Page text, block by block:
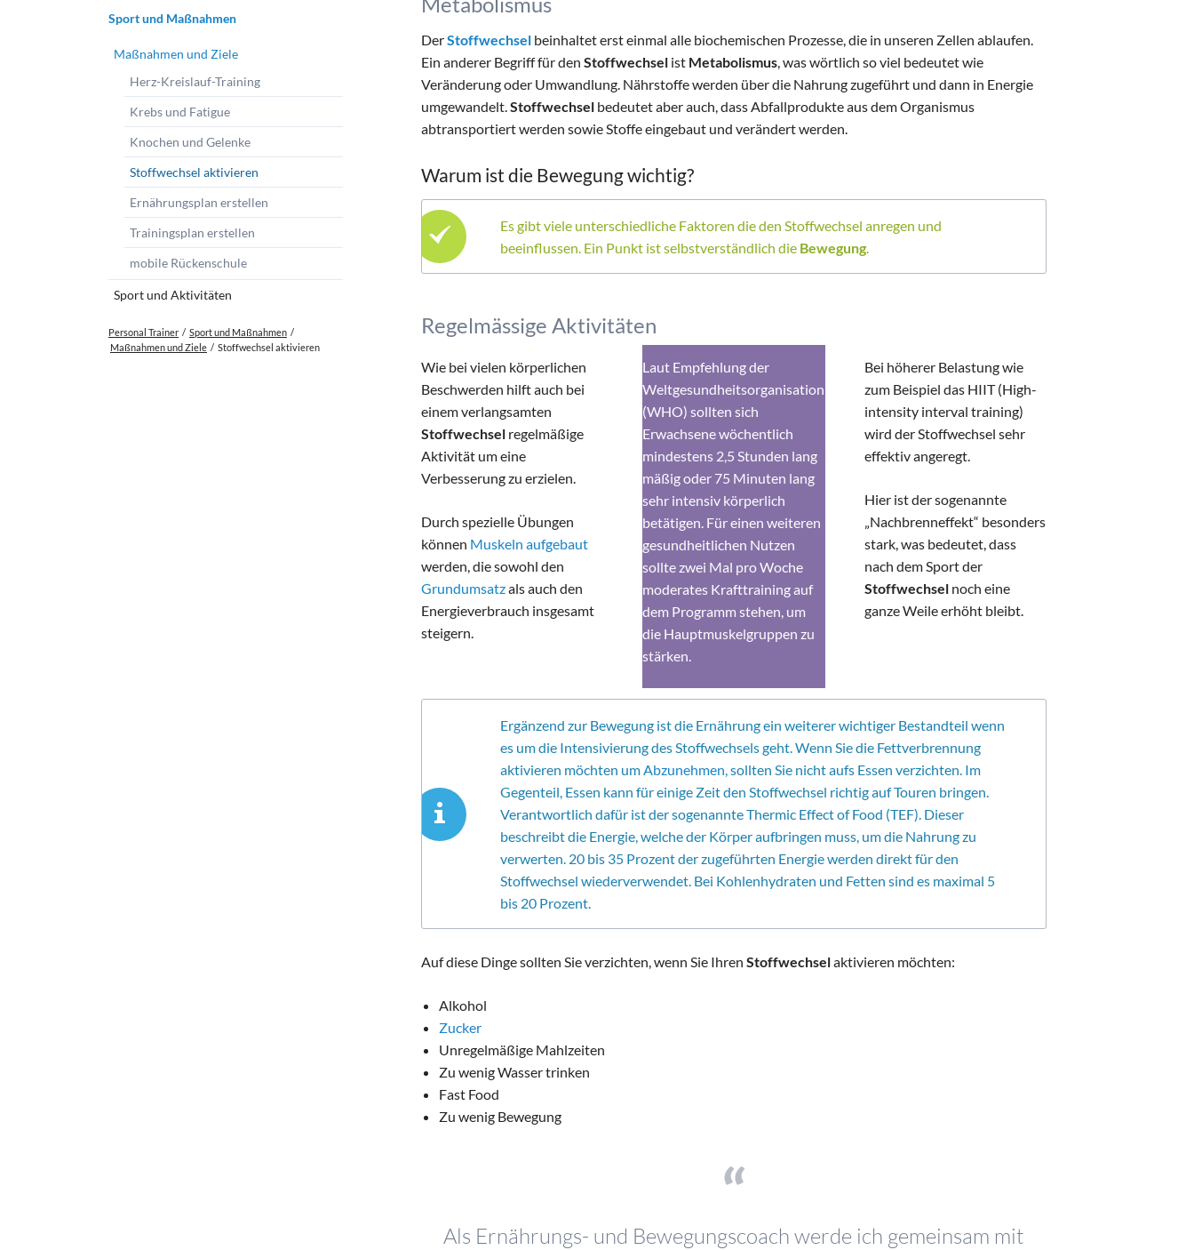
Brandholz bei Freiberg a.N.
Besigheimer Hörnle
Walheim auf der Burg
Weinberge Ingersheim
Saalenwald bei Hessigheim
Wegbeschreibungen Trainingsorte
DerStoffwechsel beinhaltet erst einmal alle biochemischen Prozesse, die in unseren Zellen ablaufen.
Ein anderer Begriff für den Stoffwechsel ist Metabolismus, was wörtlich so viel bedeutet wie
Veränderung oder Umwandlung. Nährstoffe werden über die Nahrung zugeführt und dann in Energie
umgewandelt.Stoffwechsel bedeutet aber auch, dass Abfallprodukte aus dem Organismus
abtransportiert werden sowie Stoffe eingebaut und verändert werden.
Warum ist die Bewegung wichtig?
Es gibt viele unterschiedliche Faktoren die den Stoffwechsel anregen und
beeinflussen. Ein Punkt ist selbstverständlich die Bewegung.
Regelmässige Aktivitäten
Wie bei vielen körperlichen
Beschwerden hilft auch bei
einem verlangsamten
Stoffwechsel regelmäßige
Aktivität um eine
Verbesserung zu erzielen.
Durch spezielle Übungen
können Muskeln aufgebaut
werden, die sowohl den
Grundumsatzals auch den
Energieverbrauch insgesamt
steigern.
Laut Empfehlung der
Weltgesundheitsorganisation
(WHO) sollten sich
Erwachsene wöchentlich
mindestens 2,5 Stunden lang
mäßig oder 75 Minuten lang
sehr intensiv körperlich
betätigen. Für einen weiteren
gesundheitlichen Nutzen
sollte zwei Mal pro Woche
moderates Krafttraining auf
dem Programm stehen, um
die Hauptmuskelgruppen zu
stärken.
Bei höherer Belastung wie
zum Beispiel das HIIT (High-
intensity interval training)
wird der Stoffwechsel sehr
effektiv angeregt.
Hier ist der sogenannte
„Nachbrenneffekt“ besonders
stark, was bedeutet, dass
nach dem Sport der
Stoffwechselnoch eine
ganze Weile erhöht bleibt.
Ergänzend zur Bewegung ist die Ernährung ein weiterer wichtiger Bestandteil wenn
es um die Intensivierung des Stoffwechsels geht. Wenn Sie die Fettverbrennung
aktivieren möchten umAbzunehmen, sollten Sie nicht aufs Essen verzichten. Im
Gegenteil, Essen kann für einige Zeit den Stoffwechsel richtig auf Touren bringen.
Verantwortlich dafür ist der sogenannte Thermic Effect of Food (TEF). Dieser
beschreibt die Energie, welche der Körper aufbringen muss, um die Nahrung zu
verwerten. 20 bis 35 Prozent der zugeführten Energie werden direkt für den
Stoffwechsel wiederverwendet. Bei Kohlenhydraten und Fetten sind es maximal 5
bis 20 Prozent.
Auf diese Dinge sollten Sie verzichten, wenn Sie Ihren Stoffwechselaktivieren möchten:
Alkohol
Zucker
Unregelmäßige Mahlzeiten
Zu wenig Wasser trinken
Fast Food
Zu wenig Bewegung
Als Ernährungs- und Bewegungscoach werde ich gemeinsam mit
Navigation
Sport und Maßnahmen
Maßnahmen und Ziele
Herz-Kreislauf-Training
Krebs und Fatigue
Knochen und Gelenke
Stoffwechsel aktivieren
Ernährungsplan erstellen
Trainingsplan erstellen
mobile Rückenschule
Sport und Aktivitäten
Personal Trainer
Sport und Maßnahmen
Maßnahmen und Ziele
Stoffwechsel aktivieren